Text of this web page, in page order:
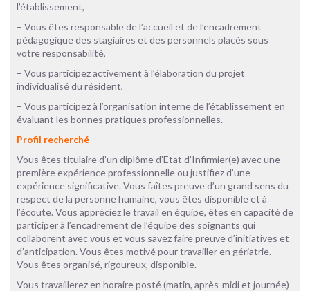
l’établissement,
– Vous êtes responsable de l’accueil et de l’encadrement
pédagogique des stagiaires et des personnels placés sous
votre responsabilité,
– Vous participez activement à l’élaboration du projet
individualisé du résident,
– Vous participez à l’organisation interne de l’établissement en
évaluant les bonnes pratiques professionnelles.
Profil recherché
Vous êtes titulaire d’un diplôme d’Etat d’Infirmier(e) avec une
première expérience professionnelle ou justifiez d’une
expérience significative. Vous faîtes preuve d’un grand sens du
respect de la personne humaine, vous êtes disponible et à
l’écoute. Vous appréciez le travail en équipe, êtes en capacité de
participer à l’encadrement de l’équipe des soignants qui
collaborent avec vous et vous savez faire preuve d’initiatives et
d’anticipation. Vous êtes motivé pour travailler en gériatrie.
Vous êtes organisé, rigoureux, disponible.
Vous travaillerez en horaire posté (matin, après-midi et journée)